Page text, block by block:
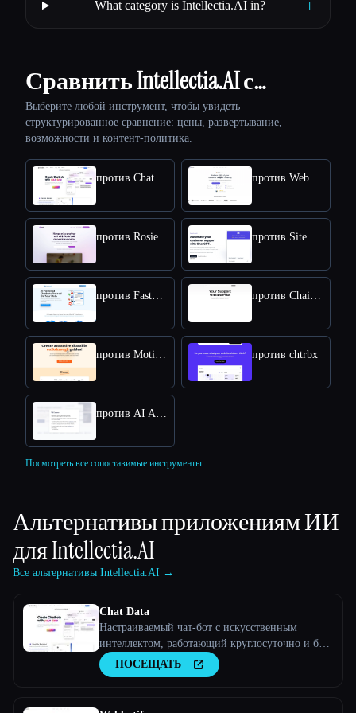
What category is Intellectia.AI in? +
Сравнить Intellectia.AI с…
Выберите любой инструмент, чтобы увидеть
структурированное сравнение: цены, развертывание,
возможности и контент-политика.
против Chat Data против Webbotify
против Rosie против SiteSpeakAI
против FastBots.ai против Chaindesk
против MotionShot против chtrbx
против AI Answers by Cohere
Посмотреть все сопоставимые инструменты.
Альтернативы приложениям ИИ
дляIntellectia.AI
Все альтернативы Intellectia.AI →
Chat Data
Настраиваемый чат-бот с искусственным
интеллектом, работающий круглосуточно и без
выходных
ПОСЕЩАТЬ